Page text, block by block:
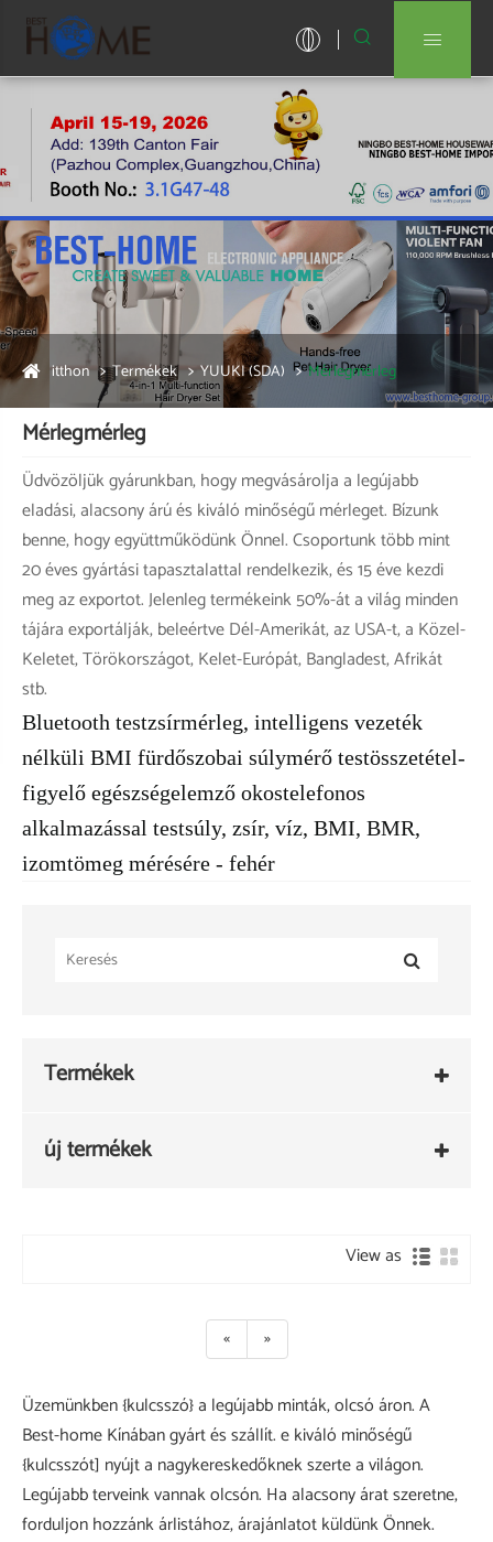
 
itthon Termékek YUUKI (SDA) Mérlegmérleg
Mérlegmérleg
Üdvözöljük gyárunkban, hogy megvásárolja a legújabb
eladási, alacsony árú és kiváló minőségű mérleget. Bízunk
benne, hogy együttműködünk Önnel. Csoportunk több mint
20 éves gyártási tapasztalattal rendelkezik, és 15 éve kezdi
meg az exportot. Jelenleg termékeink 50%-át a világ minden
tájára exportálják, beleértve Dél-Amerikát, az USA-t, a Közel-
Keletet, Törökországot, Kelet-Európát, Bangladest, Afrikát
stb.
Bluetooth testzsírmérleg, intelligens vezeték
nélküli BMI fürdőszobai súlymérő testösszetétel-
figyelő egészségelemző okostelefonos
alkalmazással testsúly, zsír, víz, BMI, BMR,
izomtömeg mérésére - fehér
Termékek
új termékek
View as
« »
Üzemünkben {kulcsszó} a legújabb minták, olcsó áron. A
Best-home Kínában gyárt és szállít. e kiváló minőségű
{kulcsszót] nyújt a nagykereskedőknek szerte a világon.
Legújabb terveink vannak olcsón. Ha alacsony árat szeretne,
forduljon hozzánk árlistához, árajánlatot küldünk Önnek.